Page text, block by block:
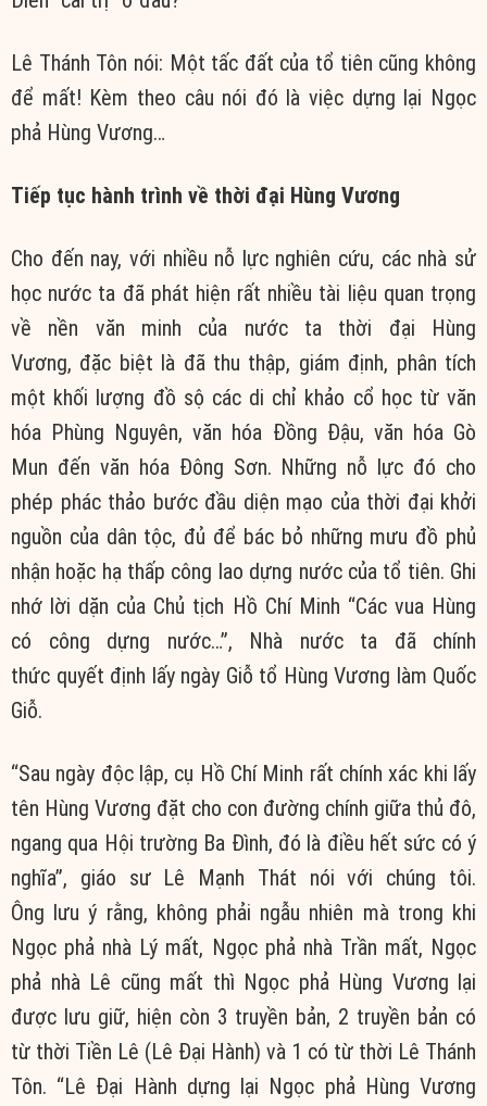
Lê Thánh Tôn nói: Một tấc đất của tổ tiên cũng không
để mất! Kèm theo câu nói đó là việc dựng lại Ngọc
phả Hùng Vương…
Tiếp tục hành trình về thời đại Hùng Vương
Cho đến nay, với nhiều nỗ lực nghiên cứu, các nhà sử
học nước ta đã phát hiện rất nhiều tài liệu quan trọng
về nền văn minh của nước ta thời đại Hùng
Vương, đặc biệt là đã thu thập, giám định, phân tích
một khối lượng đồ sộ các di chỉ khảo cổ học từ văn
hóa Phùng Nguyên,văn hóa Đồng Đậu, văn hóaGò
Mun đến văn hóa Đông Sơn. Những nỗ lực đó cho
phép phác thảo bước đầu diện mạo của thời đại khởi
nguồn của dân tộc, đủ để bác bỏ những mưu đồ phủ
nhận hoặc hạ thấp công lao dựng nước của tổ tiên. Ghi
nhớ lời dặn của Chủ tịch Hồ Chí Minh “Các vua Hùng
có công dựng nước…”, Nhà nước ta đã chính
thức quyết định lấy ngày Giỗ tổ Hùng Vương làm Quốc
Giỗ.
“Sau ngày độc lập, cụ Hồ Chí Minh rất chính xác khi lấy
tên Hùng Vương đặt cho con đường chính giữa thủ đô,
ngang qua Hội trường Ba Đình, đó là điều hết sức có ý
nghĩa”, giáo sư Lê Mạnh Thát nói với chúng tôi.
Ông lưu ý rằng, không phải ngẫu nhiên mà trong khi
Ngọc phả nhà Lý mất, Ngọc phả nhà Trần mất, Ngọc
phả nhà Lê cũng mất thì Ngọc phả Hùng Vương lại
được lưu giữ, hiện còn 3 truyền bản, 2 truyền bản có
từ thời Tiền Lê (Lê Đại Hành) và 1 có từ thời Lê Thánh
Tôn. “Lê Đại Hành dựng lại Ngọc phả Hùng Vương